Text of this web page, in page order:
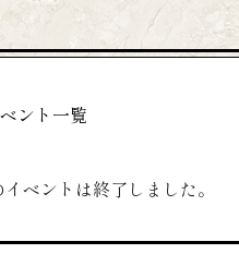
ント一覧
イベントは終了しました。